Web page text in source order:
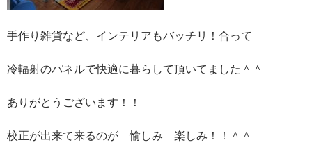
手作り雑貨など、インテリアもバッチリ！合って
冷輻射のパネルで快適に暮らして頂いてました＾＾
ありがとうございます！！
校正が出来て来るのが 愉しみ 楽しみ！！＾＾